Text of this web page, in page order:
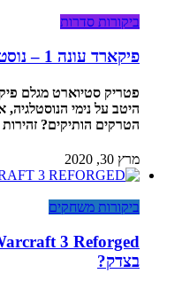
ביקורות סדרות
פיקארד עונה 1 – נוסטלגיה נעימה, עלילה תמוהה
פטריק סטיוארט מגלם
היטב על נימי
הטרקים הותיקים? זהירות
מרץ 30, 2020
ביקורות משחקים
בצדק?